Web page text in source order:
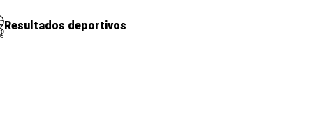
Resultados deportivos